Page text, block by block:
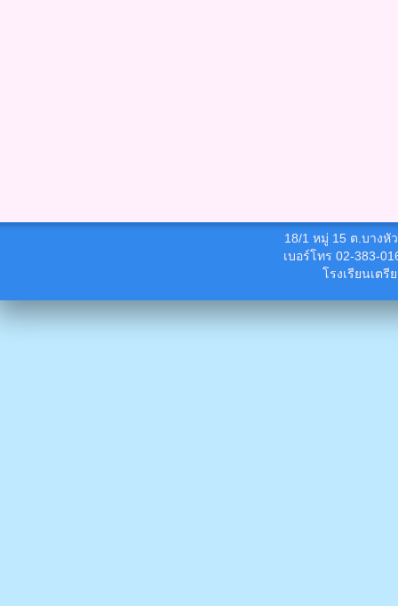
18/1 หมู่ 15 ต.บางหั
เบอร์โทร 02-383-
โรงเรียนเต